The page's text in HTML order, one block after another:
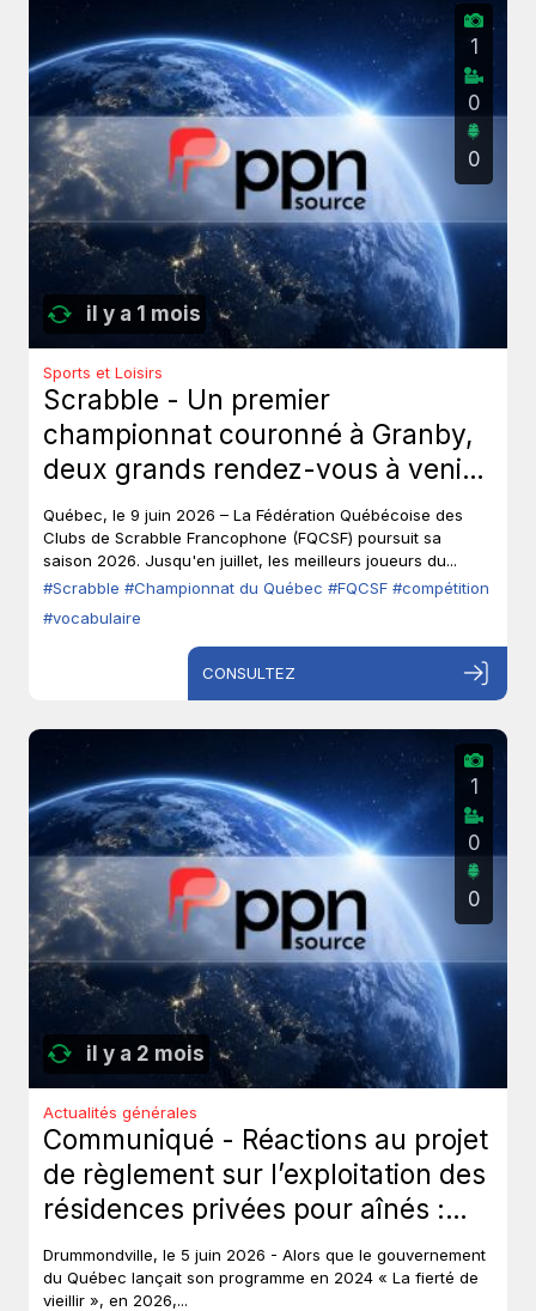
il y a 1 mois
1
0
0
Sports et Loisirs
Scrabble - Un premier
championnat couronné à Granby,
deux grands rendez-vous à venir
au Québec.
Québec, le 9 juin 2026 – La Fédération Québécoise des
Clubs de Scrabble Francophone (FQCSF) poursuit sa
saison 2026. Jusqu'en juillet, les meilleurs joueurs du...
#Scrabble #Championnat du Québec #FQCSF #compétition
#vocabulaire
CONSULTEZ
il y a 2 mois
1
0
0
Actualités générales
Communiqué - Réactions au projet
de règlement sur l’exploitation des
résidences privées pour aînés :
Les aînés ont-ils toujours leur droit
de parole?
Drummondville, le 5 juin 2026 - Alors que le gouvernement
du Québec lançait son programme en 2024 « La fierté de
vieillir », en 2026,...